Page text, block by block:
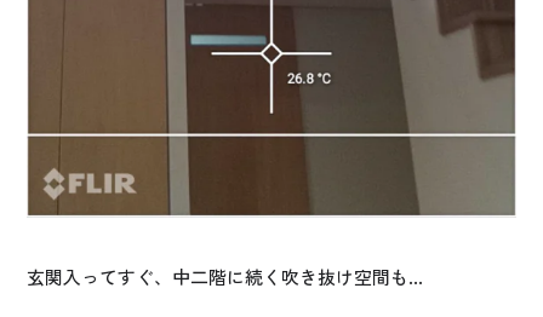
玄関入ってすぐ、中二階に続く吹き抜け空間も…